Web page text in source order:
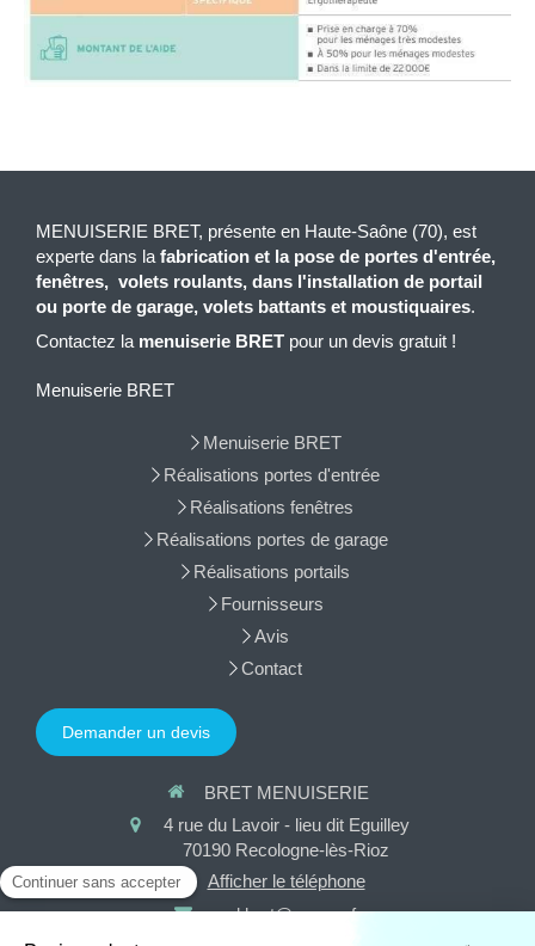
MENUISERIE BRET, présente en Haute-Saône (70), est
experte dans la fabrication et la pose de portes d'entrée,
fenêtres, volets roulants, dans l'installation de portail
ou porte de garage, volets battants et moustiquaires.
Contactez la menuiserie BRET pour un devis gratuit !
Menuiserie BRET
Menuiserie BRET
Réalisations portes d'entrée
Réalisations fenêtres
Réalisations portes de garage
Réalisations portails
Fournisseurs
Avis
Contact
Demander un devis
BRET MENUISERIE
4 rue du Lavoir - lieu dit Eguilley
70190 Recologne-lès-Rioz
Afficher le téléphone
sarl.bret@orange.fr